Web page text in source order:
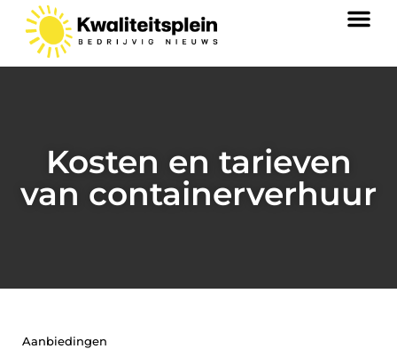
Kosten en tarieven
van containerverhuur
Aanbiedingen